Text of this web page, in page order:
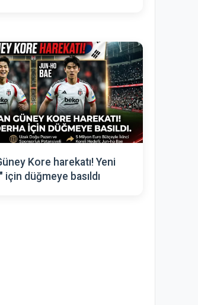
Kore harekatı! Yeni
için düğmeye basıldı